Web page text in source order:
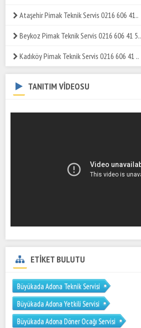
Ataşehir Pimak Teknik Servis 0216 606 41..
Beykoz Pimak Teknik Servis 0216 606 41 5..
Kadıköy Pimak Teknik Servis 0216 606 41 ..
TANITIM VİDEOSU
ETİKET BULUTU
Büyükada Adona Teknik Servisi
Büyükada Adona Yetkili Servisi
Büyükada Adona Döner Ocağı Servisi